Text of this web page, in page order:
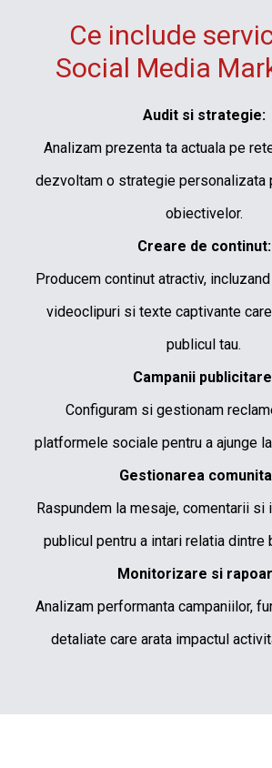
Ce include
Social Media
Audit si strategie:
Analizam prezenta ta actuala pe
dezvoltam o strategie personalizata
obiectivelor.
Creare de continut:
Producem continut atractiv,
videoclipuri si texte captivante
publicul tau.
Campanii
Configuram si gestionam
platformele sociale pentru a ajunge
Gestionarea
Raspundem la mesaje, comentarii si
publicul pentru a intari relatia dintre
Monitorizare si
Analizam performanta campaniilor,
detaliate care arata impactul